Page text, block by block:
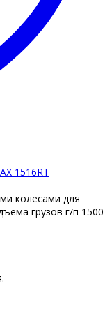
1516RT
колесами для
грузов г/п 1500